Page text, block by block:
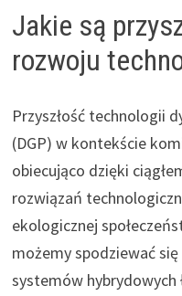
Jakie są
rozwoju
Przyszłość technologii
(DGP) w kontekście
obiecująco dzięki
rozwiązań
ekologicznej
możemy spodziewać
systemów hybrydowych